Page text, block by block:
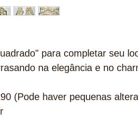
para completar seu
na elegância e no
(Pode haver pequenas